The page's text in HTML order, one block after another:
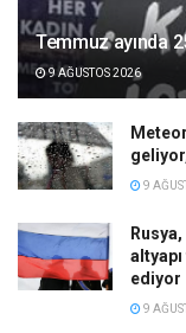
Temmuz ayında
9 AĞUSTOS 2026
9
ediyor
9